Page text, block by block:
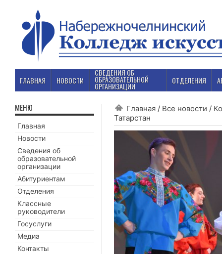
ГЛАВНАЯ НОВОСТИ
СВЕДЕНИЯ ОБ
ОБРАЗОВАТЕЛЬНОЙ
ОРГАНИЗАЦИИ
ОТДЕЛЕНИЯ
Главная / Все новости /
Татарстан
МЕНЮ
Главная
Новости
Сведения об
образовательной
организации
Абитуриентам
Отделения
Классные
руководители
Госуслуги
Медиа
Контакты